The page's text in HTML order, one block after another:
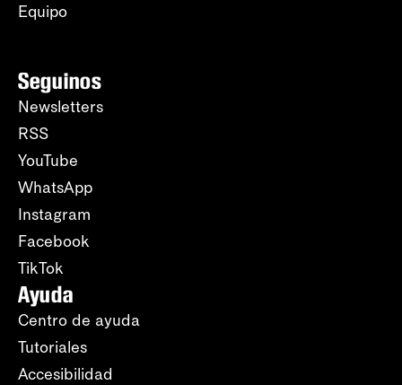
Equipo
Seguinos
Newsletters
RSS
YouTube
WhatsApp
Instagram
Facebook
TikTok
Ayuda
Centro de ayuda
Tutoriales
Accesibilidad